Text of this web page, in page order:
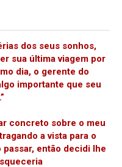
dos seus sonhos,
sua última viagem por
dia, o gerente do
importante que seu
concreto sobre o meu
a vista para o
passar, então decidi lhe